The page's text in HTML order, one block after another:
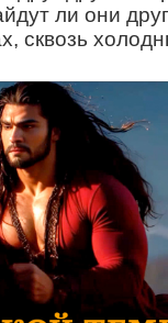
ли они
сквозь